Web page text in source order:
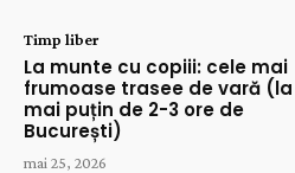
Timp liber
La munte cu copiii: cele mai
frumoase trasee de vară (la
mai puțin de 2-3 ore de
București)
mai 25, 2026